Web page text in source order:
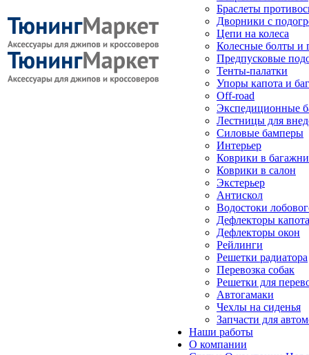
Браслеты
Дворники с
Цепи на колеса
Колесные болты и
Предпусковые
Тенты-палатки
Упоры капота и
Off-road
Экспедиционные
Лестницы для
Силовые бамперы
Интерьер
Коврики в
Коврики в салон
Экстерьер
Антискол
Водостоки
Дефлекторы капота
Дефлекторы окон
Рейлинги
Решетки радиатора
Перевозка собак
Решетки для
Автогамаки
Чехлы на сиденья
Запчасти для
Наши работы
О компании